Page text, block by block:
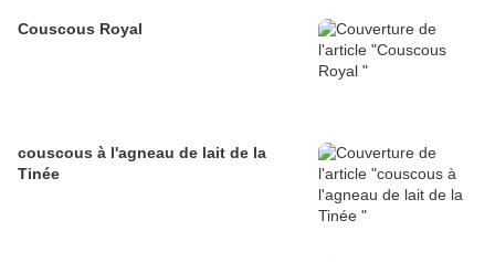
Couscous Royal
couscous à l'agneau de lait de la
Tinée